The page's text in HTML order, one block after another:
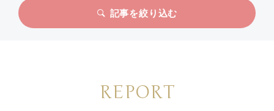
記事を絞り込む
REPORT